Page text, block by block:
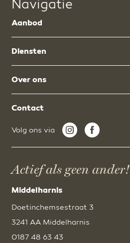
Navigatie
Aanbod
Diensten
Over ons
Contact
Volg ons via
Actief als geen ander!
Middelharnis
Doetinchemsestraat 3
3241 AA Middelharnis
0187 48 63 43